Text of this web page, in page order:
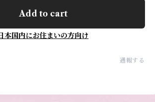
Add to cart
本国内にお住まいの方向け
通報する